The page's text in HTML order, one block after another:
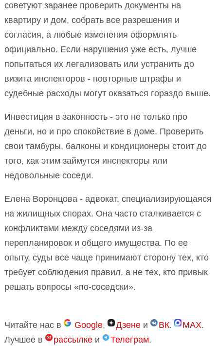
советуют заранее проверить документы на
квартиру и дом, собрать все разрешения и
согласия, а любые изменения оформлять
официально. Если нарушения уже есть, лучше
попытаться их легализовать или устранить до
визита инспекторов - повторные штрафы и
судебные расходы могут оказаться гораздо выше.
Инвестиция в законность - это не только про
деньги, но и про спокойствие в доме. Проверить
свои тамбуры, балконы и кондиционеры стоит до
того, как этим займутся инспекторы или
недовольные соседи.
Елена Воронцова - адвокат, специализирующаяся
на жилищных спорах. Она часто сталкивается с
конфликтами между соседями из-за
перепланировок и общего имущества. По ее
опыту, суды все чаще принимают сторону тех, кто
требует соблюдения правил, а не тех, кто привык
решать вопросы «по-соседски».
Читайте нас в Google, Дзене и ВК. MAX.
Лучшее в
рассылке и Телеграм.